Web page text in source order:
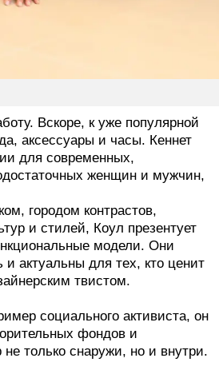
Вскоре, к уже популярной
аксессуары и часы. Кеннет
для современных,
женщин и мужчин,
городом контрастов,
и стилей, Коул презентует
модели. Они
и актуальны для тех, кто ценит
твистом.
социального активиста, он
фондов и
только снаружи, но и внутри.